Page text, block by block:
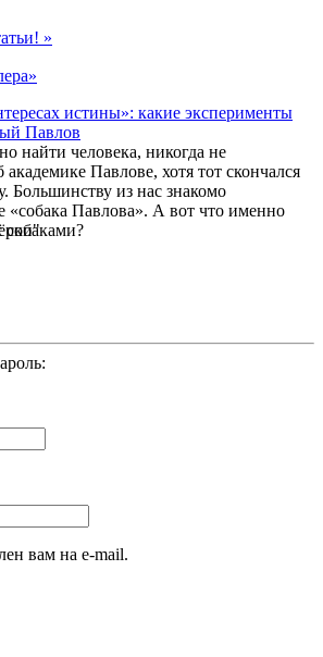
»
истины»: какие эксперименты
Павлов
найти человека, никогда не
Павлове, хотя тот скончался
Большинству из нас знакомо
«собака Павлова». А вот что именно
собаками?
вам на e-mail.